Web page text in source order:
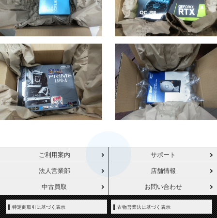
ご利用案内 サポート
法人営業部 店舗情報
中古買取 お問い合わせ
特定商取引に基づく表示 古物営業法に基づく表示